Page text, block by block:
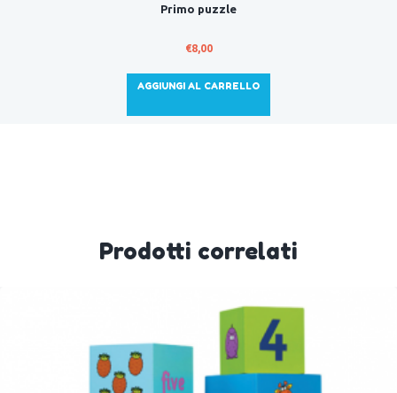
Primo puzzle
€8,00
AGGIUNGI AL CARRELLO
Prodotti correlati